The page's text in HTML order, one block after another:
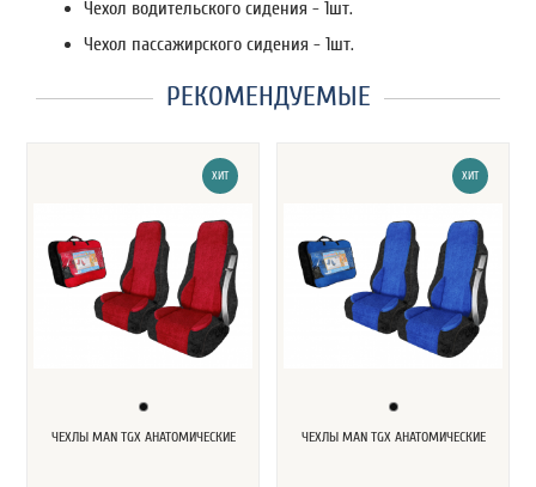
Чехол водительского сидения - 1шт.
Чехол пассажирского сидения - 1шт.
РЕКОМЕНДУЕМЫЕ
ХИТ
ЧЕХЛЫ MAN TGX АНАТОМИЧЕСКИЕ
ХИТ
ЧЕХЛЫ MAN TGX АНАТОМИЧЕСКИЕ